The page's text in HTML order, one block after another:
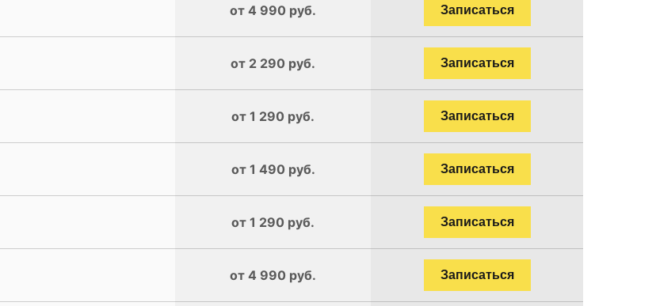
от 4 990 руб. Записаться
от 2 290 руб. Записаться
от 1 290 руб. Записаться
от 1 490 руб. Записаться
от 1 290 руб. Записаться
от 4 990 руб. Записаться